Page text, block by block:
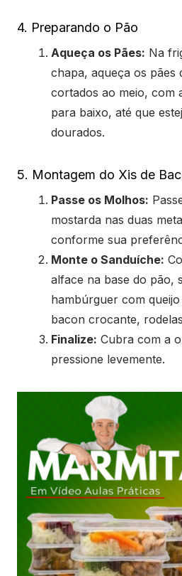
4. Preparando o Pão
Aqueça os Pães: Na
chapa, aqueça os pães
cortados ao meio, com
para baixo, até que
dourados.
5. Montagem do Xis de
Passe os Molhos:
mostarda nas duas
conforme sua
Monte o Sanduíche:
alface na base do pão,
hambúrguer com
bacon crocante,
Finalize: Cubra com a
pressione levemente.